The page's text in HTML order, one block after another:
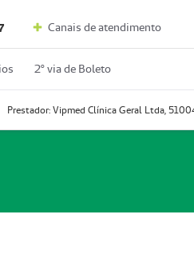
Canais de atendimento
2º via de Boleto